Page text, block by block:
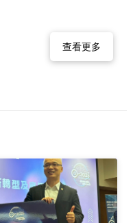
查看更多